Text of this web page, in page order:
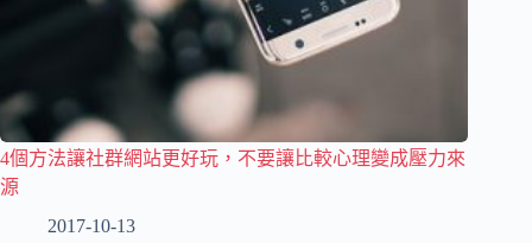
4個方法讓社群網站更好玩，不要讓比較心理變成壓力來
源
2017-10-13